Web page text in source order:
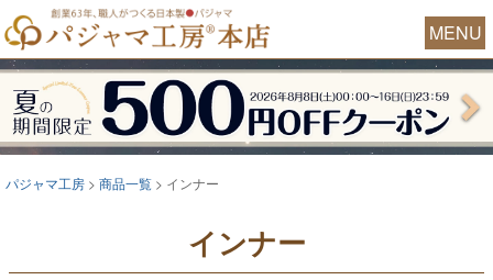
MENU
パジャマ工房 商品一覧 インナー
インナー